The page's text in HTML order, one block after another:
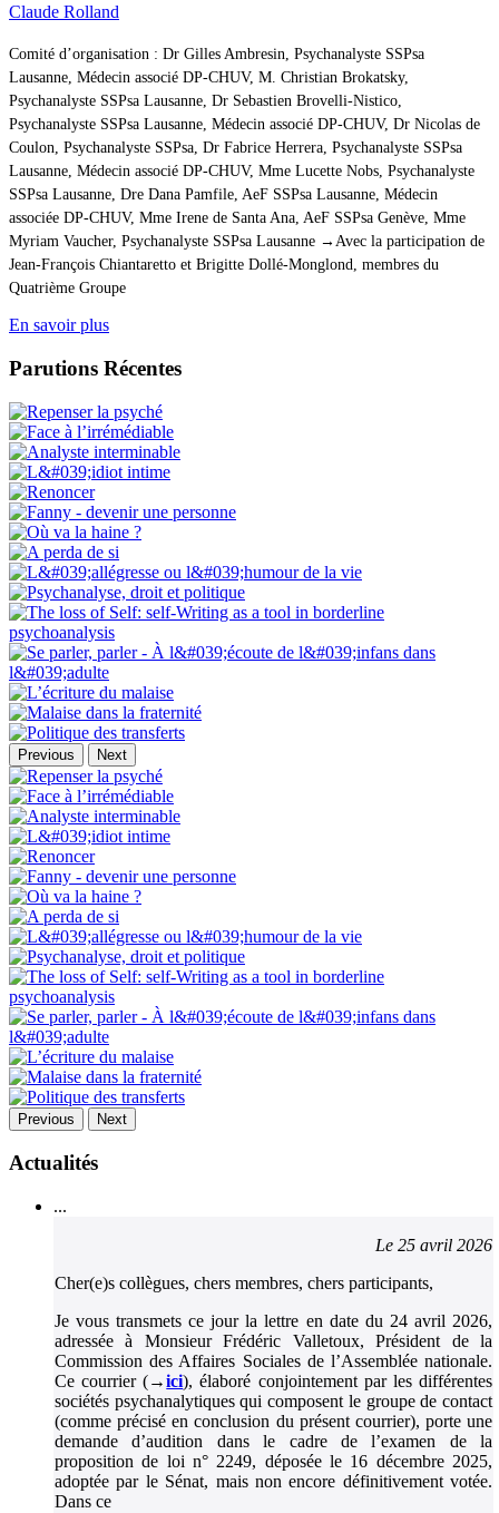
Claude Rolland
Comité d’organisation : Dr Gilles Ambresin, Psychanalyste SSPsa
Lausanne, Médecin associé DP-CHUV, M. Christian Brokatsky,
Psychanalyste SSPsa Lausanne, Dr Sebastien Brovelli-Nistico,
Psychanalyste SSPsa Lausanne, Médecin associé DP-CHUV, Dr Nicolas de
Coulon, Psychanalyste SSPsa, Dr Fabrice Herrera, Psychanalyste SSPsa
Lausanne, Médecin associé DP-CHUV, Mme Lucette Nobs, Psychanalyste
SSPsa Lausanne, Dre Dana Pamfile, AeF SSPsa Lausanne, Médecin
associée DP-CHUV, Mme Irene de Santa Ana, AeF SSPsa Genève, Mme
Myriam Vaucher, Psychanalyste SSPsa Lausanne →Avec la participation de
Jean-François Chiantaretto et Brigitte Dollé-Monglond, membres du
Quatrième Groupe
En savoir plus
Parutions Récentes
Previous Next
Previous Next
Actualités
...
Le 25 avril 2026
Cher(e)s collègues, chers membres, chers participants,
Je vous transmets ce jour la lettre en date du 24 avril 2026,
adressée à Monsieur Frédéric Valletoux, Président de la
Commission des Affaires Sociales de l’Assemblée nationale.
Ce courrier (→ici), élaboré conjointement par les différentes
sociétés psychanalytiques qui composent le groupe de contact
(comme précisé en conclusion du présent courrier), porte une
demande d’audition dans le cadre de l’examen de la
proposition de loi n° 2249, déposée le 16 décembre 2025,
adoptée par le Sénat, mais non encore définitivement votée.
Dans ce